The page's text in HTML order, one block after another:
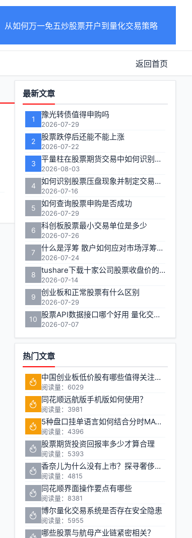
从如何万一免五炒股票开户到量化交易策略
返回首页
功
能
区
最新文章
1 豫光转债值得申购吗
2026-07-29
2 股票跌停后还能不能上涨
2026-07-22
3 平量柱在股票期货交易中如何识别关键信号？
2026-08-03
4 如何识别股票压盘现象并制定交易策略
2026-07-16
5 如何查询股票申购是否成功
2026-07-29
6 科创板股票最小交易单位是多少
2026-07-26
7 什么是浮筹 散户如何应对市场浮筹变化
2026-07-24
8 tushare下载十家公司股票收盘价的实用方法
2026-07-14
9 创业板和正常股票有什么区别
2026-07-29
10 股票API数据接口哪个好用 量化交易如何获取实时行情
2026-07-07
热门文章
中国创业板低价股有哪些值得关注的投资机会?
阅读量：6029
同花顺远航版手机版如何使用？
阅读量：3981
5种盘口挂单语言如何结合分时MACD判断买卖点
阅读量：4396
股票期货投资回报率多少才算合理
阅读量：5393
香奈儿为什么没有上市？探寻奢侈品巨头的资本之路
阅读量：4815
同花顺界面操作要点有哪些
阅读量：8381
博尔量化交易系统是否存在安全隐患
阅读量：5955
哪些股票与航母产业链紧密相关？